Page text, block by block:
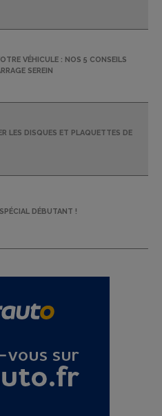
VÉHICULE : NOS 5 CONSEILS
SEREIN
LES DISQUES ET PLAQUETTES DE
DÉBUTANT !